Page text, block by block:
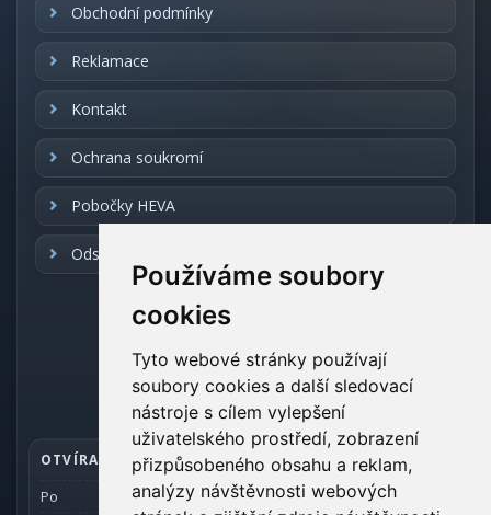
Používáme soubory
cookies
Tyto webové stránky používají
soubory cookies a další sledovací
nástroje s cílem vylepšení
uživatelského prostředí, zobrazení
přizpůsobeného obsahu a reklam,
analýzy návštěvnosti webových
Obchodní podmínky
Reklamace
Kontakt
Ochrana soukromí
Pobočky HEVA
Odstoupení od smlouvy
REALIZACE
Realizace:3Nicom
OTVÍRACÍ DOBA SKLADU
Po